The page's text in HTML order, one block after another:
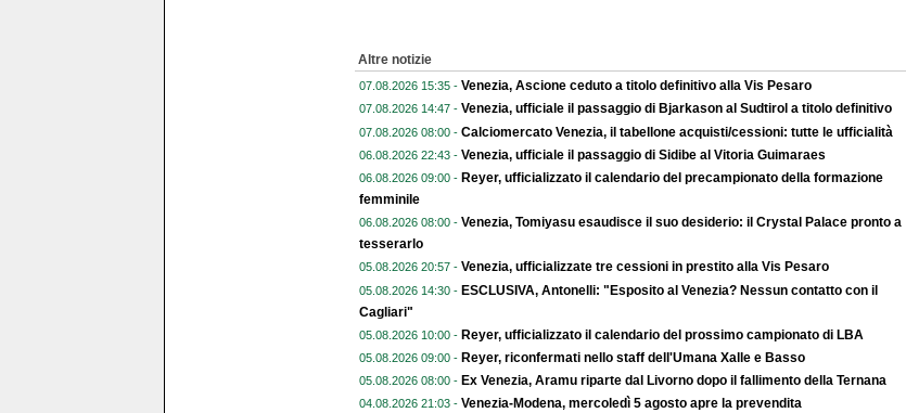
Altre notizie
07.08.2026 15:35 - Venezia, Ascione ceduto a titolo definitivo alla Vis Pesaro
07.08.2026 14:47 - Venezia, ufficiale il passaggio di Bjarkason al Sudtirol a titolo definitivo
07.08.2026 08:00 - Calciomercato Venezia, il tabellone acquisti/cessioni: tutte le ufficialità
06.08.2026 22:43 - Venezia, ufficiale il passaggio di Sidibe al Vitoria Guimaraes
06.08.2026 09:00 - Reyer, ufficializzato il calendario del precampionato della formazione
femminile
06.08.2026 08:00 - Venezia, Tomiyasu esaudisce il suo desiderio: il Crystal Palace pronto a
tesserarlo
05.08.2026 20:57 - Venezia, ufficializzate tre cessioni in prestito alla Vis Pesaro
05.08.2026 14:30 - ESCLUSIVA, Antonelli: "Esposito al Venezia? Nessun contatto con il
Cagliari"
05.08.2026 10:00 - Reyer, ufficializzato il calendario del prossimo campionato di LBA
05.08.2026 09:00 - Reyer, riconfermati nello staff dell'Umana Xalle e Basso
05.08.2026 08:00 - Ex Venezia, Aramu riparte dal Livorno dopo il fallimento della Ternana
04.08.2026 21:03 - Venezia-Modena, mercoledì 5 agosto apre la prevendita